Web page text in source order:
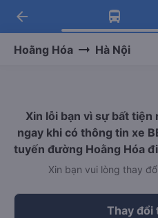
Tải app
Nhận ưu đãi
Tải app Vexere
-30k/ghế khi đặt
arrow_back
Hoằng Hóa Hà Nội
Xin lỗi bạn vì sự bất tiện
ngay khi có thông tin xe
tuyến đường Hoằng Hóa
Xin bạn vui lòng thay
Thay đổi